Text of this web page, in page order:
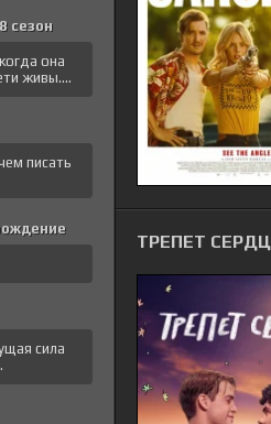
ТРЕПЕТ
сезон
она
живы....
писать
сила